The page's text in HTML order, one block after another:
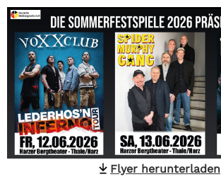
Flyer herunterladen